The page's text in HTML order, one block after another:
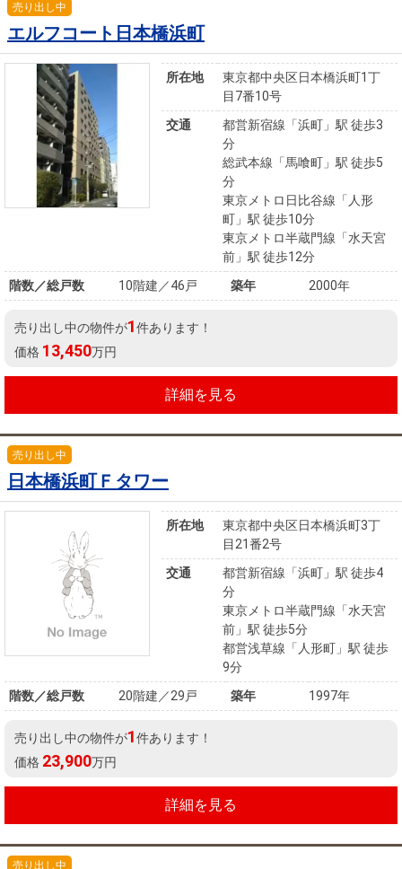
エルフコート日本橋浜町
売り出し中
所在地
東京都中央区日本橋浜町1丁
目7番10号
交通
都営新宿線「浜町」駅 徒歩3
分
総武本線「馬喰町」駅 徒歩5
分
東京メトロ日比谷線「人形
町」駅 徒歩10分
東京メトロ半蔵門線「水天宮
前」駅 徒歩12分
階数／総戸数
10階建／46戸 築年 2000年
売り出し中の物件が1件あります！
価格 13,450万円
詳細を見る
日本橋浜町Ｆタワー
売り出し中
所在地
東京都中央区日本橋浜町3丁
目21番2号
交通
都営新宿線「浜町」駅 徒歩4
分
東京メトロ半蔵門線「水天宮
前」駅 徒歩5分
都営浅草線「人形町」駅 徒歩
9分
階数／総戸数
20階建／29戸 築年 1997年
売り出し中の物件が1件あります！
価格 23,900万円
詳細を見る
売り出し中